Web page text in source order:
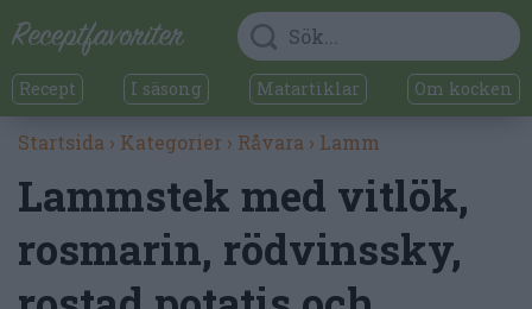
Recept I säsong Matartiklar Om kocken
Startsida › Kategorier › Råvara › Lamm
Lammstek med vitlök,
rosmarin, rödvinssky,